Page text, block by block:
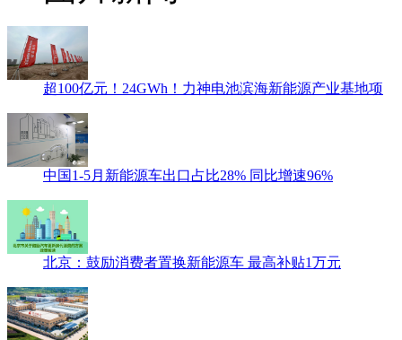
超100亿元！24GWh！力神电池滨海新能源产业基地项
中国1-5月新能源车出口占比28% 同比增速96%
北京：鼓励消费者置换新能源车 最高补贴1万元